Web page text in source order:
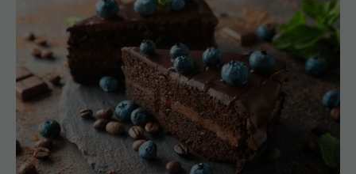
Cum să faci prăjituri fără zahăr dar la fel de
delicioase. Trucul pe care puțini îl știu
20 mar 2025, 23:02